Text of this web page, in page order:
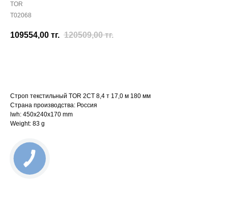
TOR
T02068
109554,00 тг. 120509,00 тг.
Строп текстильный TOR 2СТ 8,4 т 17,0 м 180 мм
Страна производства: Россия
lwh: 450x240x170 mm
Weight: 83 g